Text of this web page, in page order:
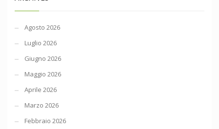
Agosto 2026
Luglio 2026
Giugno 2026
Maggio 2026
Aprile 2026
Marzo 2026
Febbraio 2026